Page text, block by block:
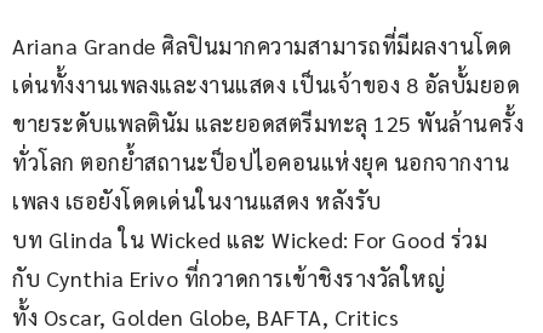
Ariana Grande ศิลปินมากความสามารถที่มีผลงานโดด
เด่นทั้งงานเพลงและงานแสดง เป็นเจ้าของ 8 อัลบั้มยอด
ขายระดับแพลตินัม และยอดสตรีมทะลุ 125 พันล้านครั้ง
ทั่วโลก ตอกย้ำสถานะป็อปไอคอนแห่งยุค นอกจากงาน
เพลง เธอยังโดดเด่นในงานแสดง หลังรับ
บท Glinda ใน Wicked และ Wicked: For Good ร่วม
กับ Cynthia Erivo ที่กวาดการเข้าชิงรางวัลใหญ่
ทั้ง Oscar, Golden Globe, BAFTA, Critics